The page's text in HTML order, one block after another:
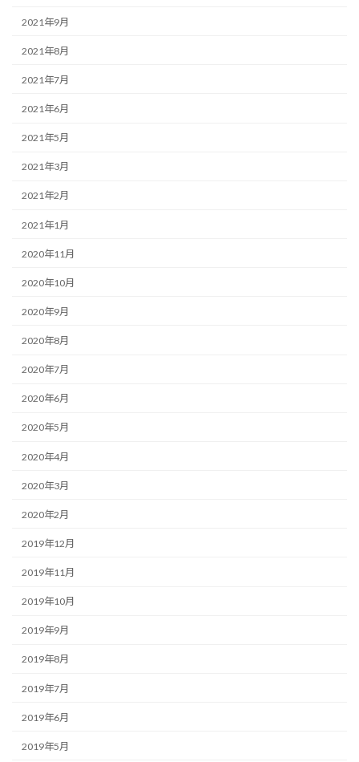
2021年9月
2021年8月
2021年7月
2021年6月
2021年5月
2021年3月
2021年2月
2021年1月
2020年11月
2020年10月
2020年9月
2020年8月
2020年7月
2020年6月
2020年5月
2020年4月
2020年3月
2020年2月
2019年12月
2019年11月
2019年10月
2019年9月
2019年8月
2019年7月
2019年6月
2019年5月